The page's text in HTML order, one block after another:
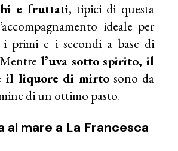
e fruttati, tipici di questa
ideale per
primi e i secondi a base di
l’uva sotto spirito, il
il liquore di mirto sono da
di un ottimo pasto.
al mare a La Francesca